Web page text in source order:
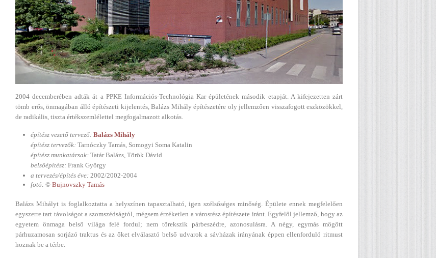
2004 decemberében adták át a PPKE Információs-Technológia Kar épületének második etapját. A kifejezetten zárt
tömb erős, önmagában álló építészeti kijelentés, Balázs Mihály építészetére oly jellemzően visszafogott eszközökkel,
de radikális, tiszta értékszemlélettel megfogalmazott alkotás.
építész vezető tervező: Balázs Mihály
építész tervezők:Tarnóczky Tamás, Somogyi Soma Katalin
építész munkatársak: Tatár Balázs, Török Dávid
belsőépítész: Frank György
a tervezés/építés éve: 2002/2002-2004
fotó: ©Bujnovszky Tamás
Balázs Mihályt is foglalkoztatta a helyszínen tapasztalható, igen szélsőséges minőség. Épülete ennek megfelelően
egyszerre tart távolságot a szomszédságtól, mégsem érzéketlen a városrész építészete iránt. Egyfelől jellemző, hogy az
egyetem önmaga belső világa felé fordul; nem törekszik párbeszédre, azonosulásra. A négy, egymás mögött
párhuzamosan sorjázó traktus és az őket elválasztó belső udvarok a sávházak irányának éppen ellenforduló ritmust
hoznak be a térbe.